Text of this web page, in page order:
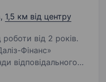
1,5 км від центру
від 2 років.
відповідального